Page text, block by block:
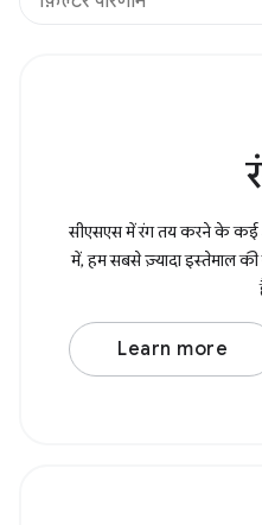
सीएसएस में रंग तय करने के
में, हम सबसे ज़्यादा इस्तेमाल
Learn more